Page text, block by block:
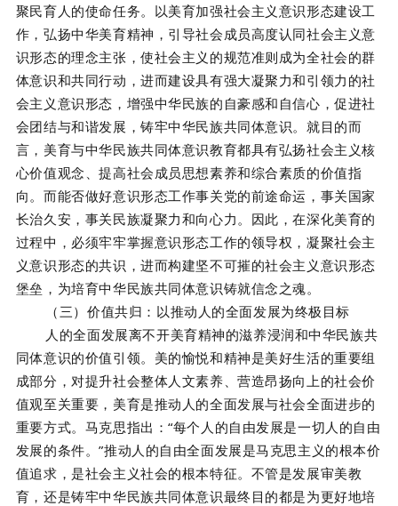
聚民育人的使命任务。以美育加强社会主义意识形态建设工
作，弘扬中华美育精神，引导社会成员高度认同社会主义意
识形态的理念主张，使社会主义的规范准则成为全社会的群
体意识和共同行动，进而建设具有强大凝聚力和引领力的社
会主义意识形态，增强中华民族的自豪感和自信心，促进社
会团结与和谐发展，铸牢中华民族共同体意识。就目的而
言，美育与中华民族共同体意识教育都具有弘扬社会主义核
心价值观念、提高社会成员思想素养和综合素质的价值指
向。而能否做好意识形态工作事关党的前途命运，事关国家
长治久安，事关民族凝聚力和向心力。因此，在深化美育的
过程中，必须牢牢掌握意识形态工作的领导权，凝聚社会主
义意识形态的共识，进而构建坚不可摧的社会主义意识形态
堡垒，为培育中华民族共同体意识铸就信念之魂。
（三）价值共归：以推动人的全面发展为终极目标
人的全面发展离不开美育精神的滋养浸润和中华民族共
同体意识的价值引领。美的愉悦和精神是美好生活的重要组
成部分，对提升社会整体人文素养、营造昂扬向上的社会价
值观至关重要，美育是推动人的全面发展与社会全面进步的
重要方式。马克思指出：“每个人的自由发展是一切人的自由
发展的条件。”推动人的自由全面发展是马克思主义的根本价
值追求，是社会主义社会的根本特征。不管是发展审美教
育，还是铸牢中华民族共同体意识最终目的都是为更好地培